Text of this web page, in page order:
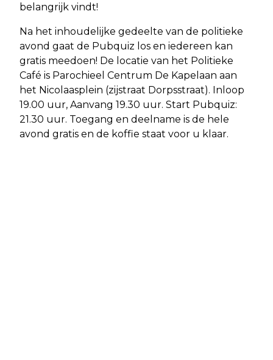
belangrijk vindt!
Na het inhoudelijke gedeelte van de politieke
avond gaat de Pubquiz los en iedereen kan
gratis meedoen! De locatie van het Politieke
Café is Parochieel Centrum De Kapelaan aan
het Nicolaasplein (zijstraat Dorpsstraat). Inloop
19.00 uur, Aanvang 19.30 uur. Start Pubquiz:
21.30 uur. Toegang en deelname is de hele
avond gratis en de koffie staat voor u klaar.